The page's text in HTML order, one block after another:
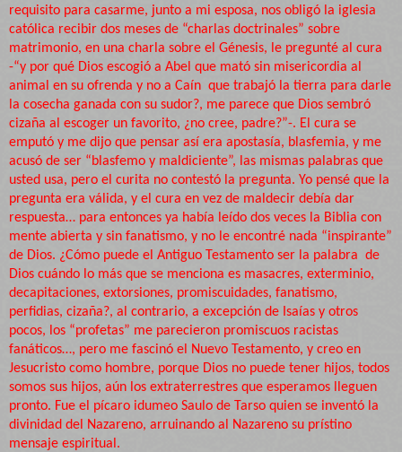
requisito para casarme, junto a mi esposa, nos obligó la iglesia
católica recibir dos meses de “charlas doctrinales” sobre
matrimonio, en una charla sobre el Génesis, le pregunté al cura
-“y por qué Dios escogió a Abel que mató sin misericordia al
animal en su ofrenda y no a Caín que trabajó la tierra para darle
la cosecha ganada con su sudor?, me parece que Dios sembró
cizaña al escoger un favorito, ¿no cree, padre?”-. El cura se
emputó y me dijo que pensar así era apostasía, blasfemia, y me
acusó de ser “blasfemo y maldiciente”, las mismas palabras que
usted usa, pero el curita no contestó la pregunta. Yo pensé que la
pregunta era válida, y el cura en vez de maldecir debía dar
respuesta… para entonces ya había leído dos veces la Biblia con
mente abierta y sin fanatismo, y no le encontré nada “inspirante”
de Dios. ¿Cómo puede el Antiguo Testamento ser la palabra de
Dios cuándo lo más que se menciona es masacres, exterminio,
decapitaciones, extorsiones, promiscuidades, fanatismo,
perfidias, cizaña?, al contrario, a excepción de Isaías y otros
pocos, los “profetas” me parecieron promiscuos racistas
fanáticos…, pero me fascinó el Nuevo Testamento, y creo en
Jesucristo como hombre, porque Dios no puede tener hijos, todos
somos sus hijos, aún los extraterrestres que esperamos lleguen
pronto. Fue el pícaro idumeo Saulo de Tarso quien se inventó la
divinidad del Nazareno, arruinando al Nazareno su prístino
mensaje espiritual.